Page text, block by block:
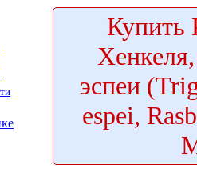
Купить
эспеи
espei,